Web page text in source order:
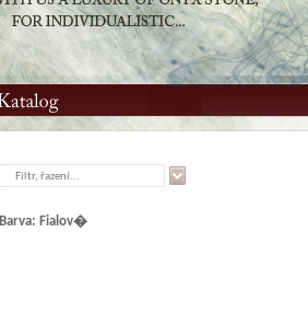
Filtr, řazení...
Barva: Fialov�